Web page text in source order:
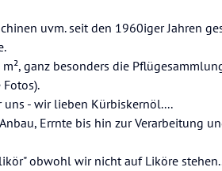
uvm. seit den 1960iger Jahren
ganz besonders die
- wir lieben Kürbiskernöl....
Errnte bis hin zur Verarbeitung
obwohl wir nicht auf Liköre